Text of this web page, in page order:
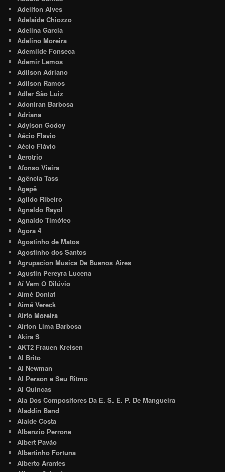
Adeilton Alves
Adelaide Chiozzo
Adelina Garcia
Adelino Moreira
Ademilde Fonseca
Ademir Lemos
Adilson Adriano
Adilson Ramos
Adler São Luiz
Adoniran Barbosa
Adriana
Adylson Godoy
Aécio Flavio
Aécio Flávio
Aerotrio
Afonso Vieira
Agência Tass
Agepê
Agildo Ribeiro
Agnaldo Rayol
Agnaldo Timóteo
Agora 4
Agostinho de Matos
Agostinho dos Santos
Agrupacion Musica De Buenos Aires
Agustin Pereyra Lucena
Aí Vem O Dilúvio
Aimé Doniat
Aimé Vereck
Airto Moreira
Airton Lima Barbosa
Akira S
AKT2 Frauen Kreisen
Al Brito
Al Newman
Al Person e Seu Ritmo
Al Quincas
Ala Dos Compositores Da E. S. E. P. De Mangueira
Aladdin Band
Alaide Costa
Albenzio Perrone
Albert Pavão
Albertinho Fortuna
Alberto Arantes